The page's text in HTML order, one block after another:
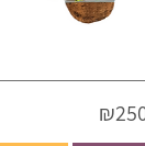
₪